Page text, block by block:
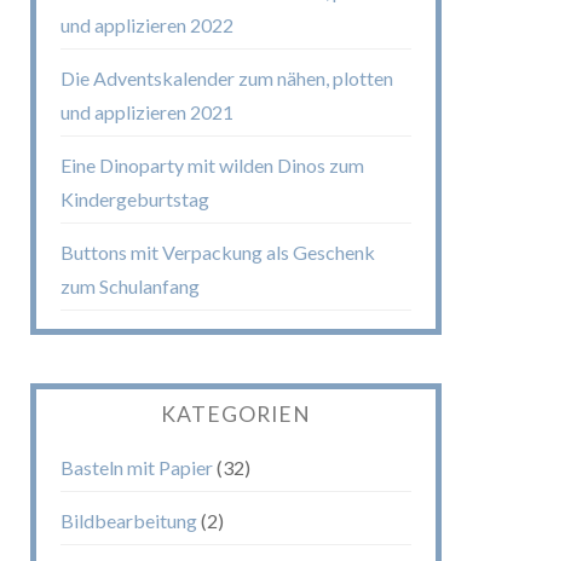
und applizieren 2022
Die Adventskalender zum nähen, plotten
und applizieren 2021
Eine Dinoparty mit wilden Dinos zum
Kindergeburtstag
Buttons mit Verpackung als Geschenk
zum Schulanfang
KATEGORIEN
Basteln mit Papier(32)
Bildbearbeitung(2)